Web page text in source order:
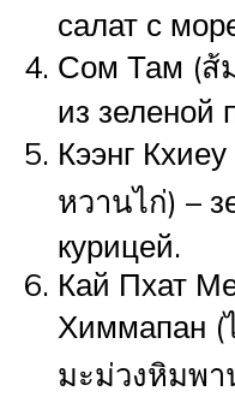
салат с
Сом Там (ส้
из зеленой
Кээнг
หวานไก่) –
курицей.
Кай Пхат
Химмапан (
มะม่วงหิมพา